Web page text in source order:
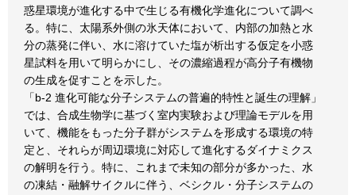
惑星環境が進化する中で生じる有機化学進化について調べ
る。特に、太陽系外側の氷天体において、内部の加熱と水
分の蒸発に伴い、水に溶けていた塩が析出する仮定を小惑
星試料を用いて明らかにし、その濃縮過程が高分子有機物
の生成を促すことを示した。
「b-2 進化可能な分子システムの普遍的特性と誕生の理解」
では、合成生物学に基づく室内実験および理論モデルを用
いて、機能をもった分子群がシステムを形成する環境の特
定と、それらが周辺環境に対応して進化するダイナミクス
の解明を行う。特に、これまで未知の部分が多かった、水
の凍結・融解サイクルに伴う、ベシクル・分子システムの